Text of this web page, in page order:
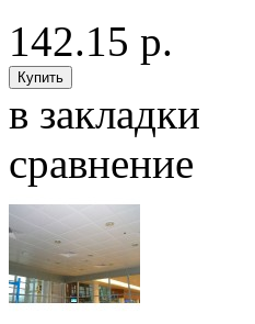
142.15 р.
в закладки
сравнение